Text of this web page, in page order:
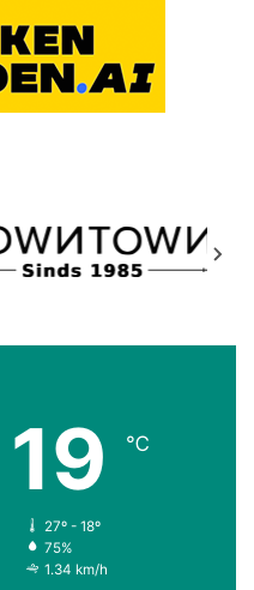
19 ℃
27º - 18º
75%
1.34 km/h